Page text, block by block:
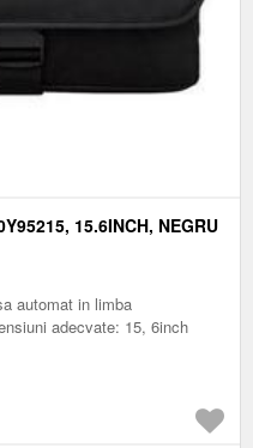
15.6INCH, NEGRU
automat in limba
adecvate: 15, 6inch